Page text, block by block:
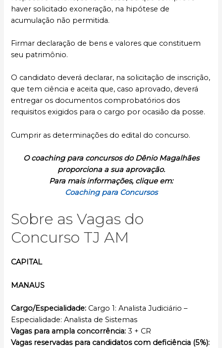
haver solicitado exoneração, na hipótese de
acumulação não permitida.
Firmar declaração de bens e valores que constituem
seu patrimônio.
O candidato deverá declarar, na solicitação de inscrição,
que tem ciência e aceita que, caso aprovado, deverá
entregar os documentos comprobatórios dos
requisitos exigidos para o cargo por ocasião da posse.
Cumprir as determinações do edital do concurso.
O coaching para concursos do Dênio Magalhães
proporciona a sua aprovação.
Para mais informações, clique em:
Coaching para Concursos
Sobre as Vagas do
Concurso TJ AM
CAPITAL
MANAUS
Cargo/Especialidade: Cargo 1: Analista Judiciário –
Especialidade: Analista de Sistemas
Vagas para ampla concorrência:3 + CR
Vagas reservadas para candidatos com deficiência (5%):